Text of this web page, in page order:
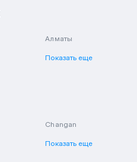
Алматы
Показать еще
Changan
Показать еще